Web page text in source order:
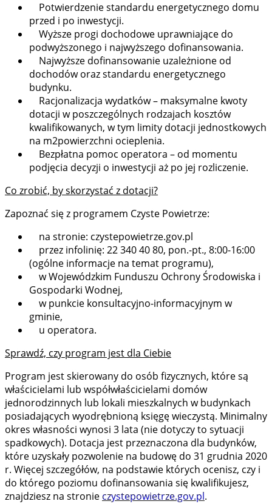
Potwierdzenie standardu energetycznego domu
przed i po inwestycji.
Wyższe progi dochodowe uprawniające do
podwyższonego i najwyższego dofinansowania.
Najwyższe dofinansowanie uzależnione od
dochodów oraz standardu energetycznego
budynku.
Racjonalizacja wydatków – maksymalne kwoty
dotacji w poszczególnych rodzajach kosztów
kwalifikowanych, w tym limity dotacji jednostkowych
na m2powierzchni ocieplenia.
Bezpłatna pomoc operatora – od momentu
podjęcia decyzji o inwestycji aż po jej rozliczenie.
Co zrobić, by skorzystać z dotacji?
Zapoznać się z programem Czyste Powietrze:
na stronie: czystepowietrze.gov.pl
przez infolinię: 22 340 40 80, pon.-pt., 8:00-16:00
(ogólne informacje na temat programu),
w Wojewódzkim Funduszu Ochrony Środowiska i
Gospodarki Wodnej,
w punkcie konsultacyjno-informacyjnym w
gminie,
u operatora.
Sprawdź, czy program jest dla Ciebie
Program jest skierowany do osób fizycznych, które są
właścicielami lub współwłaścicielami domów
jednorodzinnych lub lokali mieszkalnych w budynkach
posiadających wyodrębnioną księgę wieczystą. Minimalny
okres własności wynosi 3 lata (nie dotyczy to sytuacji
spadkowych). Dotacja jest przeznaczona dla budynków,
które uzyskały pozwolenie na budowę do 31 grudnia 2020
r. Więcej szczegółów, na podstawie których ocenisz, czy i
do którego poziomu dofinansowania się kwalifikujesz,
znajdziesz na stronie czystepowietrze.gov.pl.